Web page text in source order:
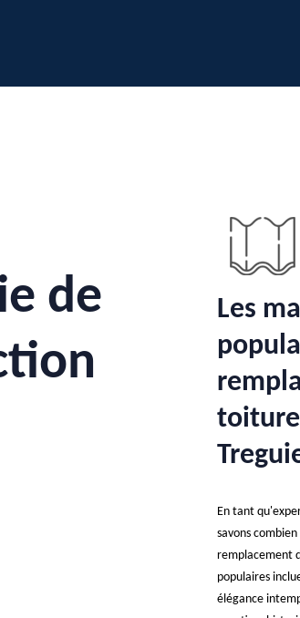
de
Les
En tant
savons
remplacement
populaires
élégance